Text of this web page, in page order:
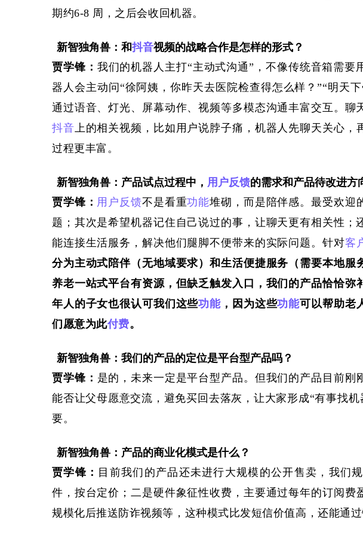
期约6-8 周，之后会收回机器。
新智独角兽：和抖音视频的战略合作是怎样的形式？
贾学锋： 我们的机器人主打“主动式沟通”，不像传统音箱需要
器人会主动问“徐阿姨，你昨天去医院检查得怎么样？”“明天
通过语音、灯光、屏幕动作、视频等多模态沟通丰富交互。聊
抖音 上的相关视频，比如用户说脖子痛，机器人先聊天关心，
过程更丰富。
新智独角兽：产品试点过程中， 用户反馈的需求和产品待改进方
贾学锋： 用户反馈不是看重功能堆砌，而是陪伴感。最受欢迎
题；其次是希望机器记住自己说过的事，让聊天更有相关性 ；
能连接生活服务，解决他们腿脚不便带来的实际问题。 针对客
分为主动式陪伴（无地域要求）和生活便捷服务（需要本地服
养老一站式平台有资源，但缺乏触发入口，我们的产品恰恰弥
年人的子女也很认可我们这些功能 ，因为这些功能可以帮助老
们愿意为此付费。
新智独角兽：我们的产品的定位是平台型产品吗？
贾学锋： 是的，未来一定是平台型产品。 但我们的产品目前刚
能否让父母愿意交流， 避免买回去落灰，让大家形成“有事找机
要。
新智独角兽：产品的商业化模式是什么？
贾学锋： 目前我们的产品还未进行大规模的公开售卖，我们
件，按台定价；二是硬件象征性收费，主要通过每年的订阅费
规模化后推送防诈视频等， 这种模式 比发短信价值高，还能通